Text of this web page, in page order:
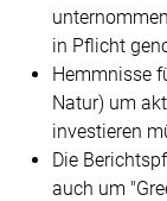
in Pflicht
Hemmnisse
Natur) um
investieren
Die
auch um